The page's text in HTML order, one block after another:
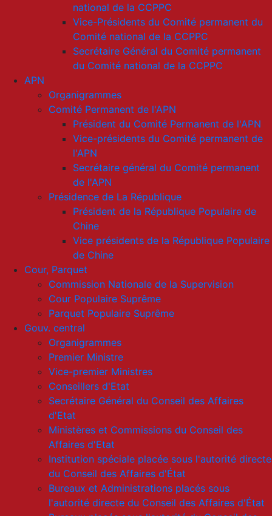
national de la CCPPC
Vice-Présidents du Comité permanent du
Comité national de la CCPPC
Secrétaire Général du Comité permanent
du Comité national de la CCPPC
APN
Organigrammes
Comité Permanent de l'APN
Président du Comité Permanent de l'APN
Vice-présidents du Comité permanent de
l'APN
Secrétaire général du Comité permanent
de l'APN
Présidence de La République
Président de la République Populaire de
Chine
Vice présidents de la République Populaire
de Chine
Cour, Parquet
Commission Nationale de la Supervision
Cour Populaire Suprême
Parquet Populaire Suprême
Gouv. central
Organigrammes
Premier Ministre
Vice-premier Ministres
Conseillers d'Etat
Secrétaire Général du Conseil des Affaires
d'Etat
Ministères et Commissions du Conseil des
Affaires d'Etat
Institution spéciale placée sous l'autorité directe
du Conseil des Affaires d'État
Bureaux et Administrations placés sous
l'autorité directe du Conseil des Affaires d'État